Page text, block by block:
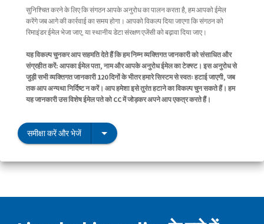
सुनिश्चित करने के लिए कि संगठन आपके अनुरोध का पालन करता है, हम आपको ईमेल
करेंगे जब आगे की कार्रवाई का समय होगा। आपको विकल्प दिया जाएगा कि संगठन को
रिमाइंडर ईमेल भेजा जाए, या स्थानीय डेटा संरक्षण एजेंसी को बढ़ावा दिया जाए।
यह विकल्प चुनकर आप सहमति देते हैं कि हम निम्न व्यक्तिगत जानकारी को संसाधित और
संग्रहीत करें: आपका ईमेल पता, नाम और आपके अनुरोध ईमेल का टेक्स्ट। इस अनुरोध से
जुड़ी सभी व्यक्तिगत जानकारी 120 दिनों के भीतर हमारे सिस्टम से स्वतः हटाई जाएगी, जब
तक आप अन्यथा निर्दिष्ट न करें। आप हमेशा इसे तुरंत हटाने का विकल्प चुन सकते हैं। हम
यह जानकारी उस विशेष ईमेल पते को CC में जोड़कर अपने आप एकत्र करते हैं।
समीक्षा करें और भेजें